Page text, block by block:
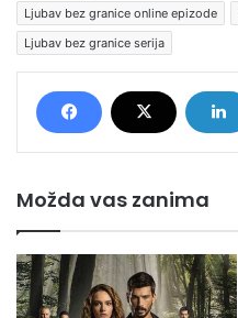
Ljubav bez granice online epizode
Ljubav bez granice serija
Možda vas zanima